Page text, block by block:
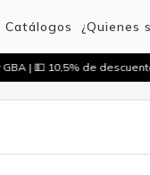
Catálogos ¿Quienes
GBA | 💵 10,5% de